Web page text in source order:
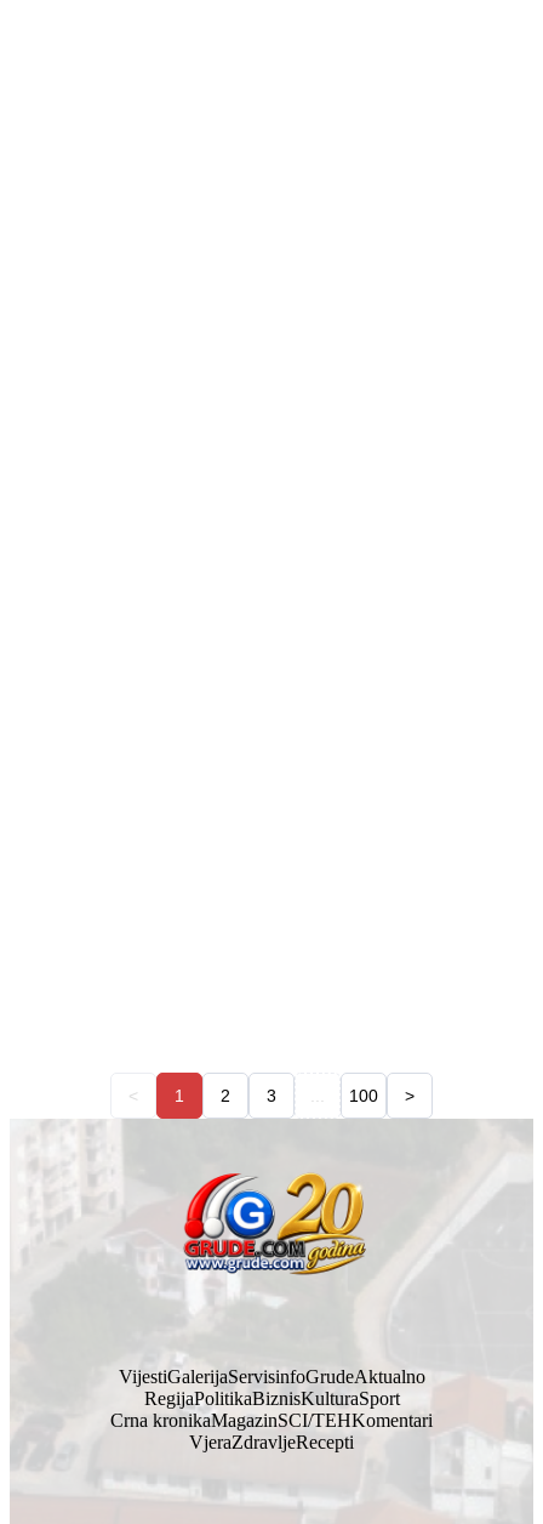
< 1 2 3 ... 100 >
VijestiGalerijaServisinfoGrudeAktualno
RegijaPolitikaBiznisKulturaSport
Crna kronikaMagazinSCI/TEHKomentari
VjeraZdravljeRecepti